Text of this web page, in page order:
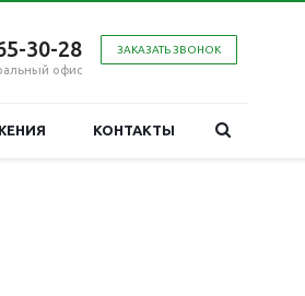
ЗАКАЗАТЬ ЗВОНОК
30-28
офис
КОНТАКТЫ